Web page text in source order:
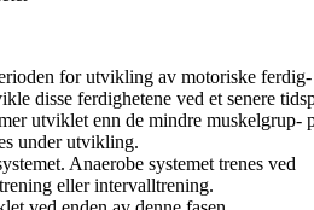
for utvikling av motoriske
disse ferdighetene ved et senere
utviklet enn de mindre muskelgrup-
under utvikling.
Anaerobe systemet trenes ved
eller intervalltrening.